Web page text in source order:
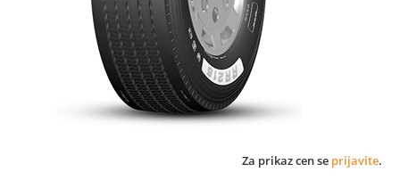
Za prikaz cen se prijavite.